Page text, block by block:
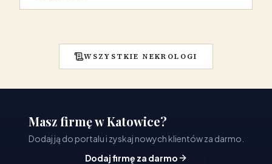
WSZYSTKIE NEKROLOGI
Masz firmę w Katowice?
Dodaj ją do portalu i zyskaj nowych klientów za darmo.
Dodaj firmę za darmo